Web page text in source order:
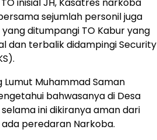
inisial JH, Kasatres narkoba
sejumlah personil juga
ditumpangi TO Kabur yang
dan terbalik didampingi Security
Lumut Muhammad Saman
bahwasanya di Desa
ini dikiranya aman dari
peredaran Narkoba.